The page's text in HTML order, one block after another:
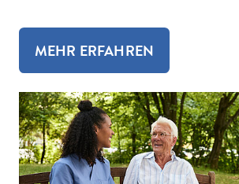
MEHR ERFAHREN